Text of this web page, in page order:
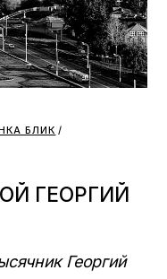
БЛИК
ГЕОРГИЙ
Георгий